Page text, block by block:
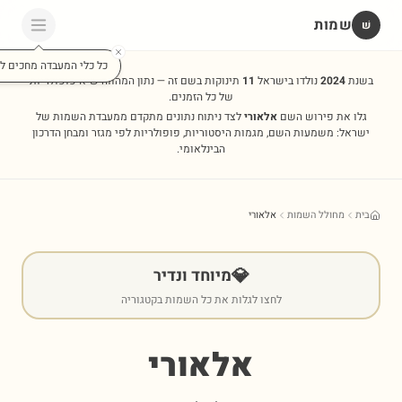
שׁ שמות
כל כלי המעבדה מחכים
בשנת2024נולדו בישראל 11 תינוקות בשם זה — נתון המהווה שיא פופולריות
של כל הזמנים.
גלו את פירוש השםאלאורילצד ניתוח נתונים מתקדם ממעבדת השמות של
ישראל: משמעות השם, מגמות היסטוריות, פופולריות לפי מגזר ומבחן הדרכון
הבינלאומי.
בית מחולל השמות אלאורי
💎מיוחד ונדיר
לחצו לגלות את כל השמות בקטגוריה
אלאורי